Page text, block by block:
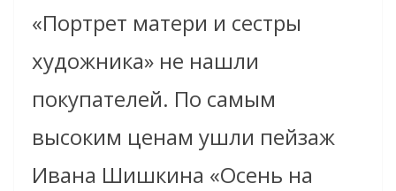
«Портрет матери и сестры
художника» не нашли
покупателей. По самым
высоким ценам ушли пейзаж
Ивана Шишкина «Осень на